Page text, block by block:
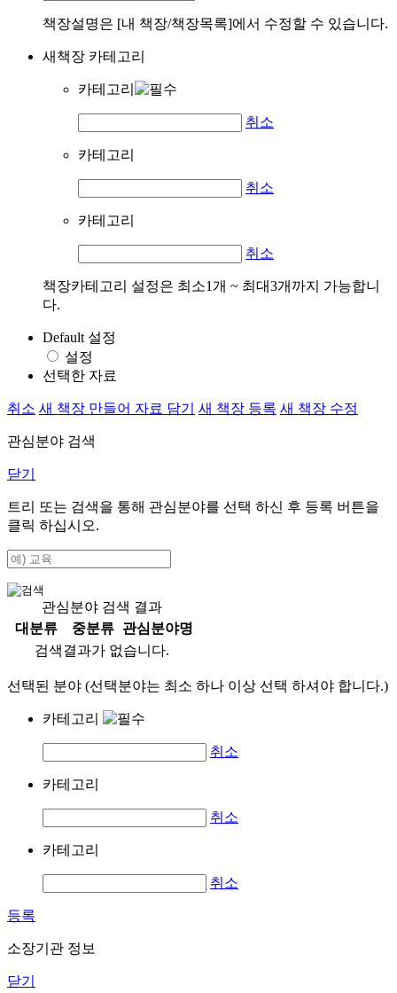
책장설명은 [내 책장/책장목록]에서 수정할 수 있습니다.
새책장 카테고리
카테고리
취소
카테고리
취소
카테고리
취소
책장카테고리 설정은 최소1개 ~ 최대3개까지 가능합니
다.
Default 설정
설정
선택한 자료
취소 새 책장 만들어 자료 담기 새 책장 등록 새 책장 수정
관심분야 검색
닫기
트리 또는 검색을 통해 관심분야를 선택 하신 후 등록 버튼을
클릭 하십시오.
관심분야 검색 결과
대분류
중분류
관심분야명
검색결과가 없습니다.
선택된 분야 (선택분야는 최소 하나 이상 선택 하셔야 합니다.)
카테고리
취소
카테고리
취소
카테고리
취소
등록
소장기관 정보
닫기